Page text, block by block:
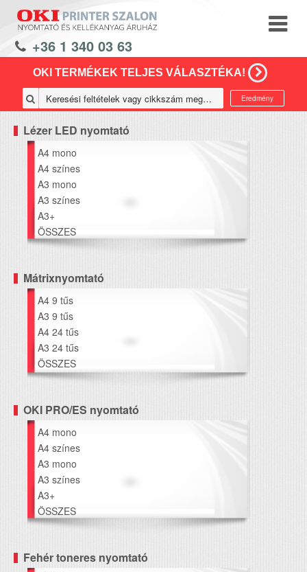
+36 1 340 03 63
OKI TERMÉKEK TELJES VÁLASZTÉKA!
Eredmény
Lézer LED nyomtató
A4 mono
A4 színes
A3 mono
A3 színes
A3+
ÖSSZES
Mátrixnyomtató
A4 9 tűs
A3 9 tűs
A4 24 tűs
A3 24 tűs
ÖSSZES
OKI PRO/ES nyomtató
A4 mono
A4 színes
A3 mono
A3 színes
A3+
ÖSSZES
Fehér toneres nyomtató